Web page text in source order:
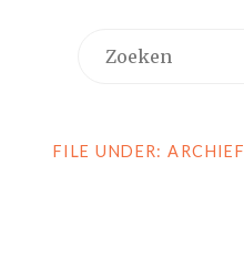
FILE UNDER: ARCHIEF